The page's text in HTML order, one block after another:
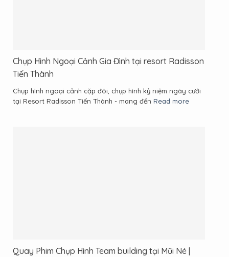
Chụp Hình Ngoại Cảnh Gia Đình tại resort Radisson
Tiến Thành
Chụp hình ngoại cảnh cặp đôi, chụp hình kỷ niệm ngày cưới
tại Resort Radisson Tiến Thành - mang đến Read more
Quay Phim Chụp Hình Team building tại Mũi Né |